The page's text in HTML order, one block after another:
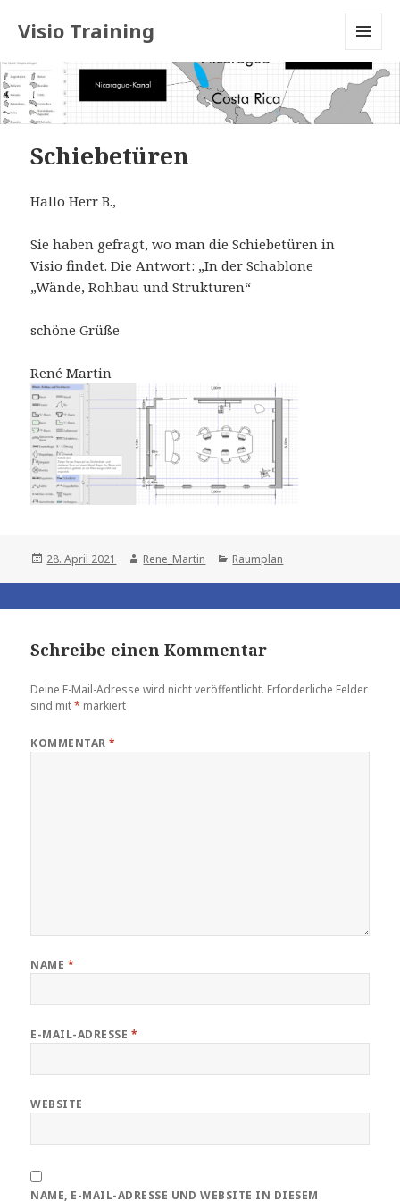
Visio Training
AND
WIDGETS
Schiebetüren
Hallo Herr B.,
Sie haben gefragt, wo man die Schiebetüren in
Visio findet. Die Antwort: „In der Schablone
„Wände, Rohbau und Strukturen“
schöne Grüße
René Martin
Posted
28. April 2021 Author
Rene_Martin Categories
Raumplan
Schreibe einen Kommentar
Deine E-Mail-Adresse wird nicht veröffentlicht. Erforderliche Felder
sind mit* markiert
KOMMENTAR*
NAME *
E-MAIL-ADRESSE *
WEBSITE
NAME, E-MAIL-ADRESSE UND WEBSITE IN DIESEM